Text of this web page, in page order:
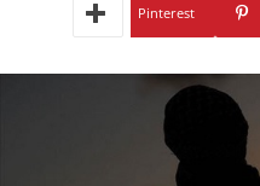
Pinterest